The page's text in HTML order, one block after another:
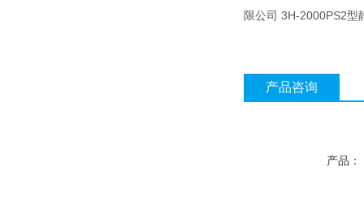
限公司 3H-2000PS2型
产品咨询
产品：